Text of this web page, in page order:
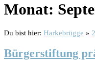
Monat:
Du bist hier: Harkebrügge »
Bürgerstiftung